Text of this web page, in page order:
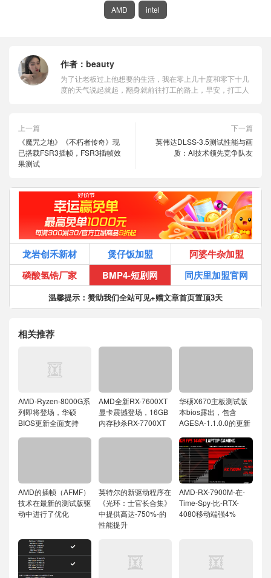
AMD intel
作者： beauty
为了让老板过上他想要的生活，我在零上几十度和零下十几
度的天气说起就起，翻身就前往打工的路上，早安，打工人
上一篇
《魔咒之地》《不朽者传奇》现
已搭载FSR3插帧，FSR3插帧效
果测试
下一篇
英伟达DLSS-3.5测试性能与画
质：AI技术领先竞争队友
龙岩创禾新材 煲仔饭加盟
阿婆牛杂加盟
磷酸氢锆厂家
BMP4-短剧网 同庆里加盟官网
温馨提示：赞助我们全站可见+赠文章首页置顶3天
相关推荐
AMD-Ryzen-8000G系
列即将登场，华硕
BIOS更新全面支持
AMD全新RX-7600XT
显卡震撼登场，16GB
内存秒杀RX-7700XT
华硕X670主板测试版
本bios露出，包含
AGESA-1.1.0.0的更新
AMD的插帧（AFMF）
技术在最新的测试版驱
动中进行了优化
英特尔的新驱动程序在
《光环：士官长合集》
中提供高达-750%-的
性能提升
AMD-RX-7900M-在-
Time-Spy-比-RTX-
4080移动端强4%